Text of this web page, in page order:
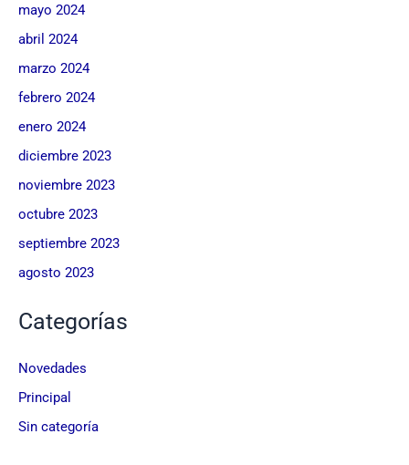
mayo 2024
abril 2024
marzo 2024
febrero 2024
enero 2024
diciembre 2023
noviembre 2023
octubre 2023
septiembre 2023
agosto 2023
Categorías
Novedades
Principal
Sin categoría